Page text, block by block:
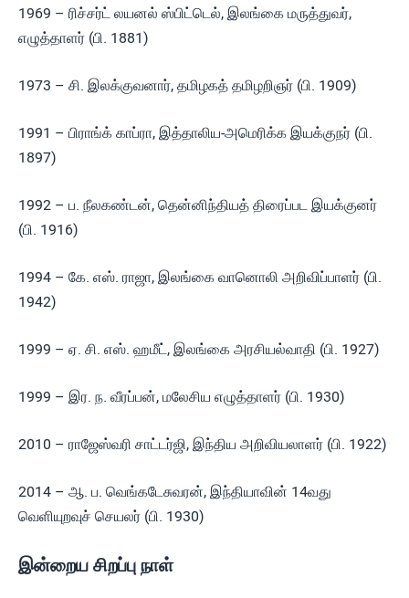
1969 – ரிச்சர்ட் லயனல் ஸ்பிட்டெல், இலங்கை மருத்துவர்,
எழுத்தாளர் (பி. 1881)
1973 – சி. இலக்குவனார், தமிழகத் தமிழறிஞர் (பி. 1909)
1991 – பிராங்க் காப்ரா, இத்தாலிய-அமெரிக்க இயக்குநர் (பி.
1897)
1992 – ப. நீலகண்டன், தென்னிந்தியத் திரைப்பட இயக்குனர்
(பி. 1916)
1994 – கே. எஸ். ராஜா, இலங்கை வானொலி அறிவிப்பாளர் (பி.
1942)
1999 – ஏ. சி. எஸ். ஹமீட், இலங்கை அரசியல்வாதி (பி. 1927)
1999 – இர. ந. வீரப்பன், மலேசிய எழுத்தாளர் (பி. 1930)
2010 – ராஜேஸ்வரி சாட்டர்ஜி, இந்திய அறிவியலாளர் (பி. 1922)
2014 – ஆ. ப. வெங்கடேசுவரன், இந்தியாவின் 14வது
வெளியுறவுச் செயலர் (பி. 1930)
இன்றைய சிறப்பு நாள்